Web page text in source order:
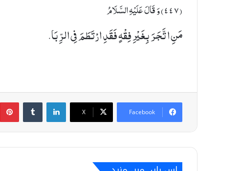
(٤٤٧) وَ قَالَ عَلَیْهِ السَّلَامُ
مَنِ اتَّجَرَ بِغَیْرِ فِقْهٍ فَقَدِ ارْتَطَمَ فِی الرِّبَا.
Facebook
X